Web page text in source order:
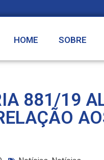
HOME SOBRE
881/19